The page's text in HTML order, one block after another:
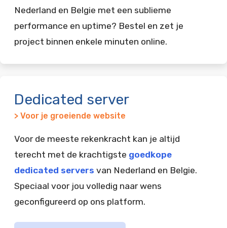
Nederland en Belgie met een sublieme
performance en uptime? Bestel en zet je
project binnen enkele minuten online.
Dedicated server
> Voor je groeiende website
Voor de meeste rekenkracht kan je altijd
terecht met de krachtigste goedkope
dedicated servers van Nederland en Belgie.
Speciaal voor jou volledig naar wens
geconfigureerd op ons platform.